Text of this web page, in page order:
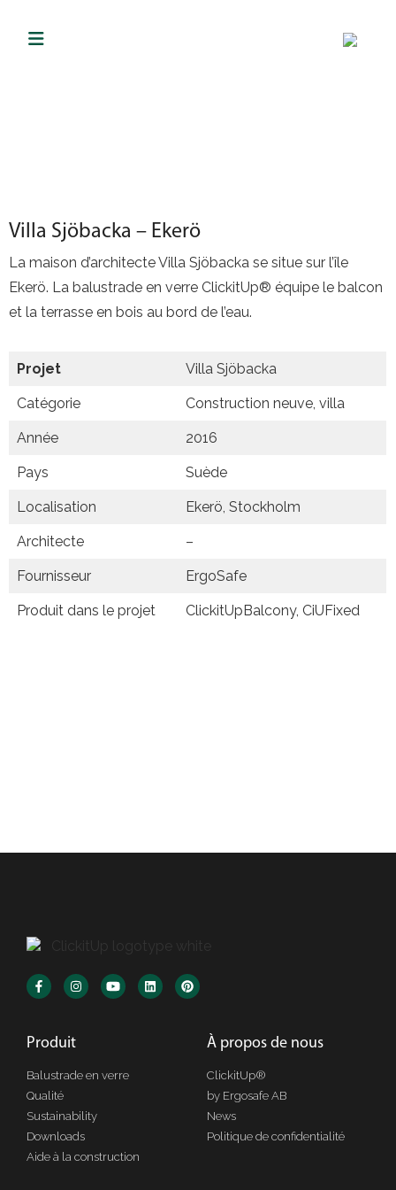
Villa Sjöbacka – Ekerö
La maison d’architecte Villa Sjöbacka se situe sur l’île
Ekerö. La balustrade en verre ClickitUp® équipe le balcon
et la terrasse en bois au bord de l’eau.
Projet Villa Sjöbacka
Catégorie Construction neuve, villa
Année 2016
Pays Suède
Localisation Ekerö, Stockholm
Architecte –
Fournisseur ErgoSafe
Produit dans le projet ClickitUpBalcony, CiUFixed
Produit
Balustrade en verre
Qualité
Sustainability
Downloads
Aide à la construction
À propos de nous
ClickitUp®
by Ergosafe AB
News
Politique de confidentialité